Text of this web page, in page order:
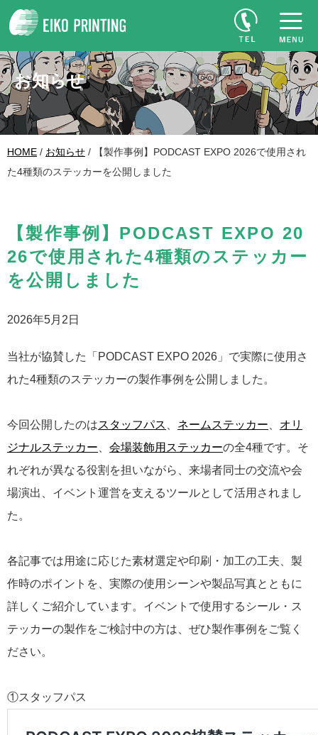
お知らせ
HOME / お知らせ / 【製作事例】PODCAST EXPO 2026で使用され
た4種類のステッカーを公開しました
【製作事例】PODCAST EXPO 20
26で使用された4種類のステッカー
を公開しました
2026年5月2日
当社が協賛した「PODCAST EXPO 2026」で実際に使用さ
れた4種類のステッカーの製作事例を公開しました。
今回公開したのはスタッフパス ネームステッカー
オリ
ジナルステッカー
会場装飾用ステッカーの全4種です。そ
れぞれが異なる役割を担いながら、来場者同士の交流や会
場演出、イベント運営を支えるツールとして活用されまし
た。
各記事では用途に応じた素材選定や印刷・加工の工夫、製
作時のポイントを、実際の使用シーンや製品写真とともに
詳しくご紹介しています。イベントで使用するシール・ス
テッカーの製作をご検討中の方は、ぜひ製作事例をご覧く
ださい。
①スタッフパス